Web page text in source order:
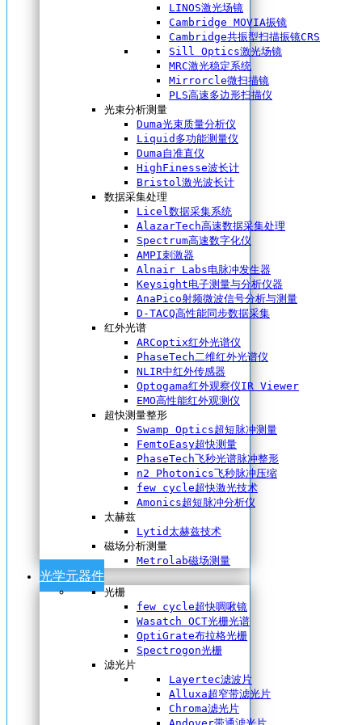
LINOS激光场镜
Cambridge MOVIA振镜
Cambridge共振型扫描振镜CRS
Sill Optics激光场镜
MRC激光稳定系统
Mirrorcle微扫描镜
PLS高速多边形扫描仪
光束分析测量
Duma光束质量分析仪
Liquid多功能测量仪
Duma自准直仪
HighFinesse波长计
Bristol激光波长计
数据采集处理
Licel数据采集系统
AlazarTech高速数据采集处理
Spectrum高速数字化仪
AMPI刺激器
Alnair Labs电脉冲发生器
Keysight电子测量与分析仪器
AnaPico射频微波信号分析与测量
D-TACQ高性能同步数据采集
红外光谱
ARCoptix红外光谱仪
PhaseTech二维红外光谱仪
NLIR中红外传感器
Optogama红外观察仪IR Viewer
EMO高性能红外观测仪
超快测量整形
Swamp Optics超短脉冲测量
FemtoEasy超快测量
PhaseTech飞秒光谱脉冲整形
n2 Photonics飞秒脉冲压缩
few cycle超快激光技术
Amonics超短脉冲分析仪
太赫兹
Lytid太赫兹技术
磁场分析测量
Metrolab磁场测量
光学元器件
光栅
few cycle超快啁啾镜
Wasatch OCT光栅光谱
OptiGrate布拉格光栅
Spectrogon光栅
滤光片
Layertec滤波片
Alluxa超窄带滤光片
Chroma滤光片